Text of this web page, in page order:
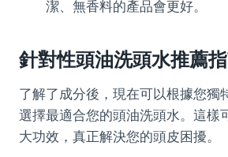
潔、無香料的產品會更好。
針對性頭油洗頭水推薦
了解了成分後，現在可以根據您獨
選擇最適合您的頭油洗頭水。這樣
大功效，真正解決您的頭皮困擾。